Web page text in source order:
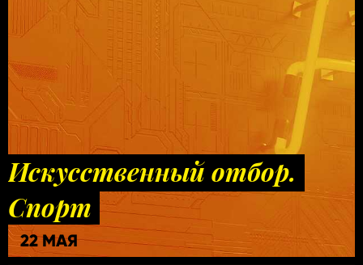
Искусственный отбор.
Спорт
22 МАЯ